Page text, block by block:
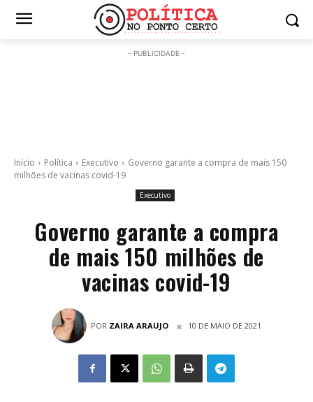
- PUBLICIDADE -
Início Política Executivo
Governo garante a compra de mais 150
milhões de vacinas covid-19
Executivo
Governo garante a compra
de mais 150 milhões de
vacinas covid-19
POR ZAIRA ARAUJO 10 DE MAIO DE 2021